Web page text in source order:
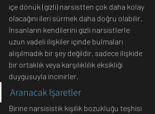
içe dönük (gizli) narsistten çok daha kolay
olacağını ileri sürmek daha doğru olabilir.
İnsanların kendilerini gizli narsistlerle
uzun vadeli ilişkiler içinde bulmaları
alışılmadık bir şey değildir, sadece ilişkide
bir ortaklık veya karşılıklılık eksikliği
duygusuyla incinirler.
Aranacak İşaretler
Birine narsisistik kişilik bozukluğu teşhisi